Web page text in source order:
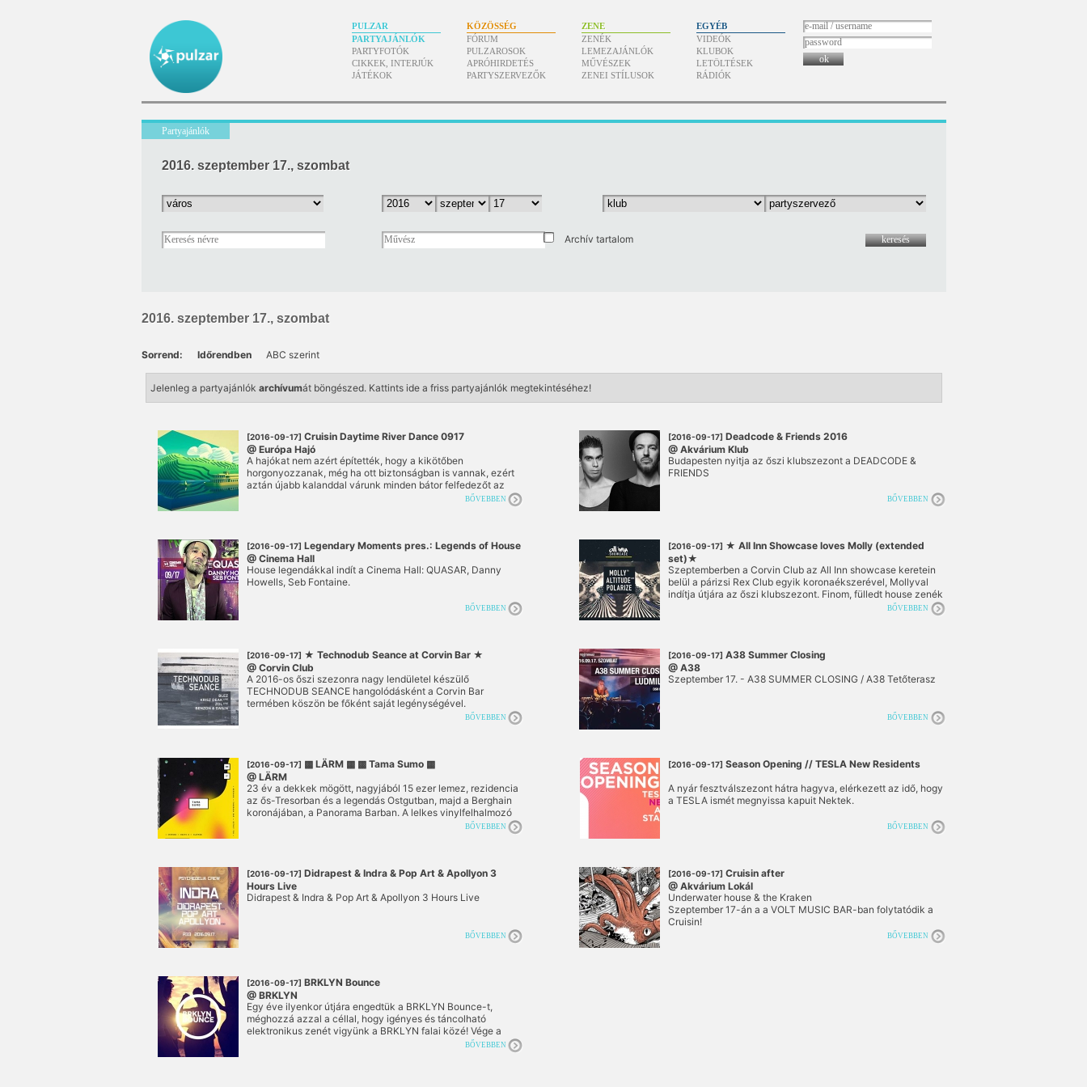
PULZAR
PARTYAJÁNLÓK
PARTYFOTÓK
CIKKEK, INTERJÚK
JÁTÉKOK
KÖZÖSSÉG
FÓRUM
PULZAROSOK
APRÓHIRDETÉS
PARTYSZERVEZŐK
ZENE
ZENÉK
LEMEZAJÁNLÓK
MŰVÉSZEK
ZENEI STÍLUSOK
EGYÉB
VIDEÓK
KLUBOK
LETÖLTÉSEK
RÁDIÓK
ok
Partyajánlók
2016. szeptember 17., szombat
Archív tartalom keresés
2016. szeptember 17., szombat
Sorrend: Időrendben ABC szerint
Jelenleg a partyajánlók archívumát böngészed. Kattints ide a friss partyajánlók megtekintéséhez!
[2016-09-17] Cruisin Daytime River Dance 0917
@ Európa Hajó
A hajókat nem azért építették, hogy a kikötőben
horgonyozzanak, még ha ott biztonságban is vannak, ezért
aztán újabb kalanddal várunk minden bátor felfedezőt az
Európa hajó fedélzetén! Új partok, új kikötők hívogatnak, és
nem lehet nemet mondani, hisz idén utoljára lesz lehetőség,
egyszer a Duna szelének feszítjük az év utolsó Cruisinján,
hogy a közös térképünk még ismeretlen területeit is
meghódítsuk!
BŐVEBBEN
[2016-09-17] Deadcode & Friends 2016
@ Akvárium Klub
Budapesten nyitja az őszi klubszezont a DEADCODE &
FRIENDS
BŐVEBBEN
[2016-09-17] Legendary Moments pres.: Legends of House
@ Cinema Hall
House legendákkal indít a Cinema Hall: QUASAR, Danny
Howells, Seb Fontaine.
BŐVEBBEN
[2016-09-17] ★ All Inn Showcase loves Molly (extended
set)★
@ Corvin Club
Szeptemberben a Corvin Club az All Inn showcase keretein
belül a párizsi Rex Club egyik koronaékszerével, Mollyval
indítja útjára az őszi klubszezont. Finom, fülledt house zenék
és játékos grooveok közé bújtatott savas-fémes techno
darabok őszinteség és diverzitás jellemzi a francia ikont, nem
akár a mi szívünknek méltán kedves All Inn Records.
BŐVEBBEN
[2016-09-17] ★ Technodub Seance at Corvin Bar ★
@ Corvin Club
A 2016-os őszi szezonra nagy lendületel készülő
TECHNODUB SEANCE hangolódásként a Corvin Bar
termében köszön be főként saját legénységével.
BŐVEBBEN
[2016-09-17] A38 Summer Closing
@ A38
Szeptember 17. - A38 SUMMER CLOSING / A38 Tetőterasz
BŐVEBBEN
[2016-09-17] ▩ LÄRM ▩ ▩ Tama Sumo ▩
@ LÄRM
23 év a dekkek mögött, nagyjából 15 ezer lemez, rezidencia
az ős-Tresorban és a legendás Ostgutban, majd a Berghain
koronájában, a Panorama Barban. A lelkes vinylfelhalmozó
Tama Sumo a kilencvenes évek elején, unszolásra állt be a
nála barátságosabb, őszintébb és szerényebb DJ létezik, ezt
az erőteret pedig úgy képes ráborítani bármelyik klubra, a
house legkülönfélébb árnyalatain át, hogy mosolyszünettel
BŐVEBBEN
[2016-09-17] Season Opening // TESLA New Residents
A nyár fesztválszezont hátra hagyva, elérkezett az idő, hogy
a TESLA ismét megnyissa kapuit Nektek.
BŐVEBBEN
[2016-09-17] Didrapest & Indra & Pop Art & Apollyon 3
Hours Live
Didrapest & Indra & Pop Art & Apollyon 3 Hours Live
BŐVEBBEN
[2016-09-17] Cruisin after
@ Akvárium Lokál
Underwater house & the Kraken
Szeptember 17-án a a VOLT MUSIC BAR-ban folytatódik a
Cruisin!
BŐVEBBEN
[2016-09-17] BRKLYN Bounce
@ BRKLYN
Egy éve ilyenkor útjára engedtük a BRKLYN Bounce-t,
méghozzá azzal a céllal, hogy igényes és táncolható
elektronikus zenét vigyünk a BRKLYN falai közé! Vége a
nyárnak és végre visszatérnek rezidenseink! A Line-up így
BŐVEBBEN